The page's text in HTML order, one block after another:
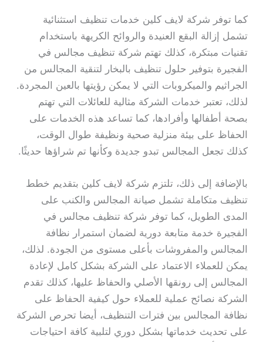
كما توفر شركة لايف كلين خدمات تنظيف استثنائية
تشمل إزالة البقع العنيدة والروائح الكريهة باستخدام
تقنيات مبتكرة، كذلك تهتم شركة تنظيف مجالس في
الفجيرة بتوفير حلول تنظيف بالبخار لتنقية المجالس من
الجراثيم والميكروبات التي لا يمكن رؤيتها بالعين المجردة.
لذلك، تعتبر خدمات الشركة مثالية للعائلات التي تهتم
بصحة أطفالها وأفرادها، كما تساعد هذه الخدمات على
الحفاظ على بيئة منزلية صحية ونظيفة طوال الوقت،
كذلك تجعل المجالس تبدو جديدة وكأنها تم شراؤها حديثًا.
بالإضافة إلى ذلك، تلتزم شركة لايف كلين بتقديم خطط
تنظيف متكاملة تشمل صيانة المجالس والكنب على
المدى الطويل، كما توفر شركة تنظيف مجالس في
الفجيرة خدمة متابعة دورية لضمان استمرار نظافة
المجالس والمفروشات بأعلى مستوى من الجودة. لذلك،
يمكن للعملاء الاعتماد على الشركة بشكل كامل لإعادة
المجالس إلى رونقها الأصلي والحفاظ عليها، كذلك تقدم
الشركة نصائح عملية للعملاء حول كيفية الحفاظ على
نظافة المجالس بين فترات التنظيف، أيضا تحرص الشركة
على تحديث خدماتها بشكل دوري لتلبية كافة احتياجات